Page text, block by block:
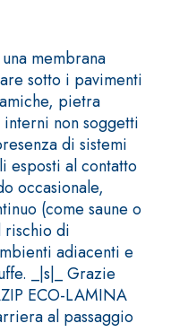
membrana
sotto i pavimenti
pietra
non soggetti
di sistemi
esposti al contatto
occasionale,
(come saune o
di
adiacenti e
_|s|_ Grazie
ECO-LAMINA
al passaggio